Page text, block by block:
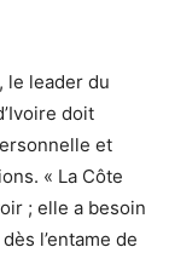
le leader du
doit
et
« La Côte
; elle a besoin
l’entame de